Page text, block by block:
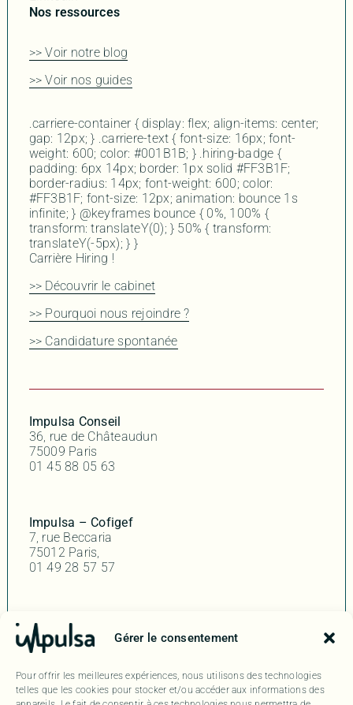
Gérer le consentement
Pour offrir les meilleures expériences, nous utilisons des technologies
telles que les cookies pour stocker et/ou accéder aux informations des
Nos ressources
>> Voir notre blog
>> Voir nos guides
.carriere-container { display: flex; align-items: center;
gap: 12px; } .carriere-text { font-size: 16px; font-
weight: 600; color: #001B1B; } .hiring-badge {
padding: 6px 14px; border: 1px solid #FF3B1F;
border-radius: 14px; font-weight: 600; color:
#FF3B1F; font-size: 12px; animation: bounce 1s
infinite; } @keyframes bounce { 0%, 100% {
transform: translateY(0); } 50% { transform:
translateY(-5px); } }
Carrière Hiring !
>> Découvrir le cabinet
>> Pourquoi nous rejoindre ?
>> Candidature spontanée
Impulsa Conseil
36, rue de Châteaudun
75009 Paris
01 45 88 05 63
Impulsa – Cofigef
7, rue Beccaria
75012 Paris,
01 49 28 57 57
Impulsa Yerres
8 Impasse des écureuils
91330 Yerres
01 45 88 05 63